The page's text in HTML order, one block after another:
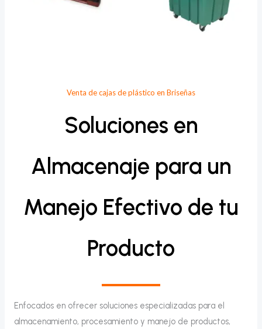
Venta de cajas de plástico en Briseñas
Soluciones en
Almacenaje para un
Manejo Efectivo de tu
Producto
Enfocados en ofrecer soluciones especializadas para el
almacenamiento, procesamiento y manejo de productos,